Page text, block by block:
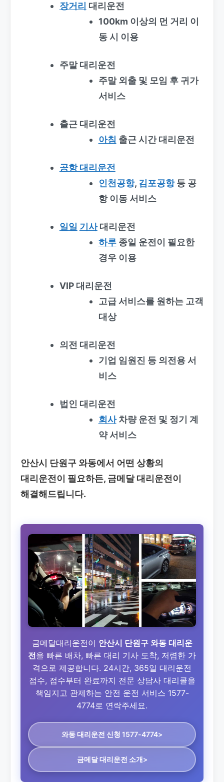
장거리 대리운전
100km 이상의 먼 거리 이
동 시 이용
주말 대리운전
주말 외출 및 모임 후 귀가
서비스
출근 대리운전
아침 출근 시간 대리운전
공항 대리운전
인천공항, 김포공항등 공
항 이동 서비스
일일 기사대리운전
하루종일 운전이 필요한
경우 이용
VIP 대리운전
고급 서비스를 원하는 고객
대상
의전 대리운전
기업 임원진 등 의전용 서
비스
법인 대리운전
회사차량 운전 및 정기 계
약 서비스
안산시 단원구 와동에서 어떤 상황의
대리운전이 필요하든, 금메달 대리운전이
해결해드립니다.
금메달대리운전이 안산시 단원구 와동 대리운
전을 빠른 배차, 빠른 대리 기사 도착, 저렴한 가
격으로 제공합니다. 24시간, 365일 대리운전
접수, 접수부터 완료까지 전문 상담사 대리콜을
책임지고 관제하는 안전 운전 서비스 1577-
4774로 연락주세요.
와동 대리운전 신청 1577-4774>
금메달 대리운전 소개>